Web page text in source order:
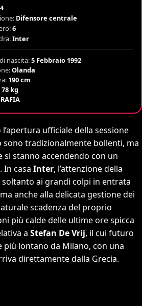
Difensore centrale
6
Inter
nascita:5 Febbraio 1992
Olanda
190 cm
78 kg
ufficiale della sessione
sono tradizionalmente bollenti, ma
si stanno accendendo con un
casa Inter, l’attenzione della
ai grandi colpi in entrata
anche alla delicata gestione dei
scadenza del proprio
più calde delle ultime ore spicca
a Stefan De Vrij, il cui futuro
più lontano da Milano, con una
direttamente dalla Grecia.